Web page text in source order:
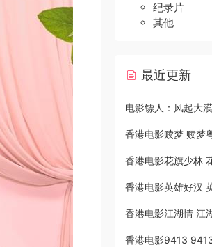
纪录片
其他
最近更新
电影镖人：风起大
香港电影赎梦 赎梦
香港电影花旗少林
香港电影英雄好汉
香港电影江湖情 江
香港电影9413